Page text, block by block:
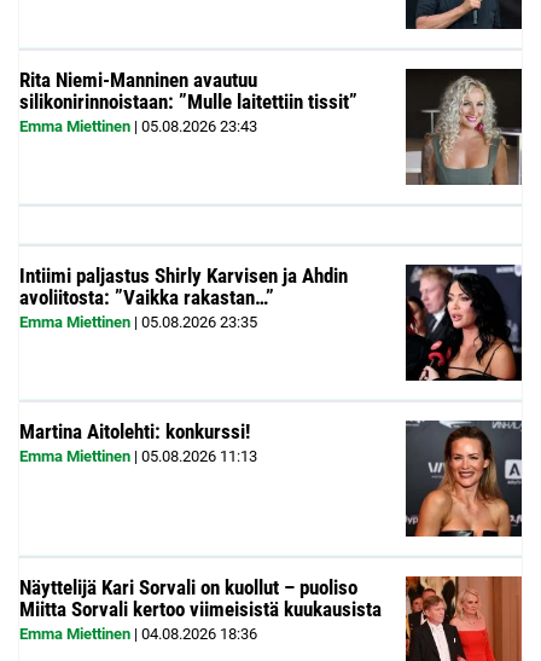
Rita Niemi-Manninen avautuu
silikonirinnoistaan: ”Mulle laitettiin tissit”
Emma Miettinen | 05.08.2026 23:43
Intiimi paljastus Shirly Karvisen ja Ahdin
avoliitosta: ”Vaikka rakastan…”
Emma Miettinen | 05.08.2026 23:35
Martina Aitolehti: konkurssi!
Emma Miettinen | 05.08.2026 11:13
Näyttelijä Kari Sorvali on kuollut – puoliso
Miitta Sorvali kertoo viimeisistä kuukausista
Emma Miettinen | 04.08.2026 18:36